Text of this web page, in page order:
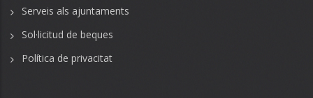
Serveis als ajuntaments
Sol·licitud de beques
Política de privacitat